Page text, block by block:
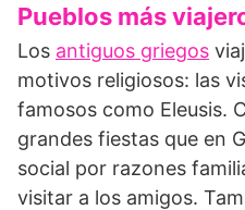
Pueblos más
Los antiguos griegos
motivos religiosos: las
famosos como Eleusis.
grandes fiestas que en
social por razones
visitar a los amigos.